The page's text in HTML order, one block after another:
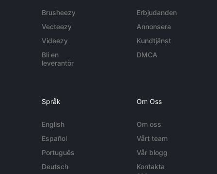
Brusheezy
Vecteezy
Videezy
Bli en
leverantör
Erbjudanden
Annonsera
Kundtjänst
DMCA
Språk
English
Español
Português
Deutsch
Om Oss
Om oss
Vårt team
Vår blogg
Kontakta